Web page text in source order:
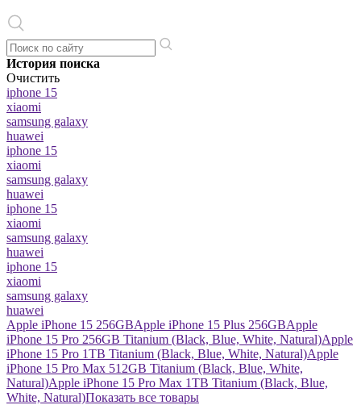
История поиска
Очистить
iphone 15
xiaomi
samsung galaxy
huawei
iphone 15
xiaomi
samsung galaxy
huawei
iphone 15
xiaomi
samsung galaxy
huawei
iphone 15
xiaomi
samsung galaxy
huawei
Apple iPhone 15 256GBApple iPhone 15 Plus 256GBApple
iPhone 15 Pro 256GB Titanium (Black, Blue, White, Natural)Apple
iPhone 15 Pro 1TB Titanium (Black, Blue, White, Natural)Apple
iPhone 15 Pro Max 512GB Titanium (Black, Blue, White,
Natural)Apple iPhone 15 Pro Max 1TB Titanium (Black, Blue,
White, Natural)Показать все товары